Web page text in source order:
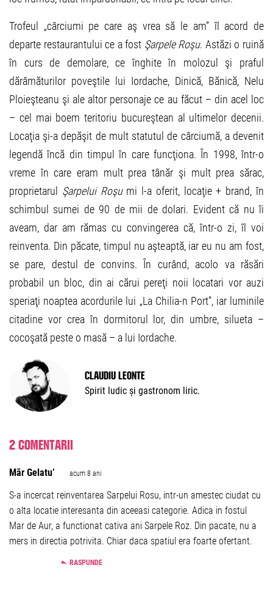
Trofeul „cârciumi pe care aş vrea să le am” îl acord de
departe restaurantului ce a fost Şarpele Roşu. Astăzi o ruină
în curs de demolare, ce înghite în molozul şi praful
dărâmăturilor poveştile lui Iordache, Dinică, Bănică, Nelu
Ploieşteanu şi ale altor personaje ce au făcut – din acel loc
– cel mai boem teritoriu bucureştean al ultimelor decenii.
Locaţia şi-a depăşit de mult statutul de cârciumă, a devenit
legendă încă din timpul în care funcţiona. În 1998, într-o
vreme în care eram mult prea tânăr şi mult prea sărac,
proprietarul Şarpelui Roşumi l-a oferit, locaţie + brand, în
schimbul sumei de 90 de mii de dolari. Evident că nu îi
aveam, dar am rămas cu convingerea că, într-o zi, îl voi
reinventa. Din păcate, timpul nu aşteaptă, iar eu nu am fost,
se pare, destul de convins. În curând, acolo va răsări
probabil un bloc, din ai cărui pereţi noii locatari vor auzi
speriaţi noaptea acordurile lui „La Chilia-n Port”, iar luminile
citadine vor crea în dormitorul lor, din umbre, silueta –
cocoşată peste o masă – a lui Iordache.
Claudiu Leonte
Spirit ludic și gastronom liric.
2 comentarii
Mãr Gelatu’ acum 8 ani
S-a incercat reinventarea Sarpelui Rosu, intr-un amestec ciudat cu
o alta locatie interesanta din aceeasi categorie. Adica in fostul
Mar de Aur, a functionat cativa ani Sarpele Roz. Din pacate, nu a
mers in directia potrivita. Chiar daca spatiul era foarte ofertant.
RASPUNDE